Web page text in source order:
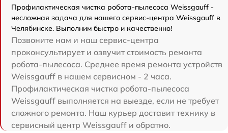
Профилактическая чистка робота-пылесоса Weissgauff -
несложная задача для нашего сервис-центра Weissgauff в
Челябинске. Выполним быстро и качественно!
Позвоните нам и наш сервис-центра
проконсультирует и озвучит стоимость ремонта
робота-пылесоса. Среднее время ремонта устройств
Weissgauff в нашем сервисном - 2 часа.
Профилактическая чистка робота-пылесоса
Weissgauff выполняется на выезде, если не требует
сложного ремонта. Наш курьер доставит технику в
сервисный центр Weissgauff и обратно.